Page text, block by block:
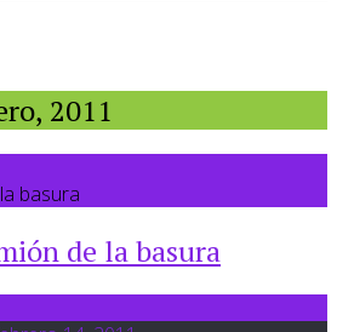
2011
basura
de la basura